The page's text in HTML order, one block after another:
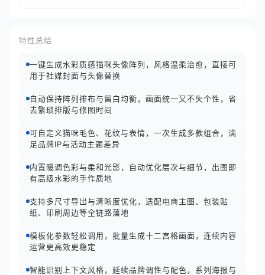
特性总结
一键生成水彩质感猫咪头像阵列，风格温柔治愈，直接可
用于社媒封面与头像替换
自动保持阵列排布与留白均衡，画面统一又不失个性，省
去繁琐排版与修图时间
可自定义猫咪毛色、花纹与表情，一次生成多款组合，满
足品牌IP与活动主题差异
内置暖调色彩与柔和光影，自动优化层次与细节，出图即
有高级水彩的手作质地
支持多尺寸导出与清晰度优化，适配电商主图、包装贴
纸、印刷周边等全链路落地
模板化参数轻松调用，批量生成十二宫格画面，连续内容
运营更高效更稳定
智能识别上下文风格，延续品牌调性与配色，系列海报与